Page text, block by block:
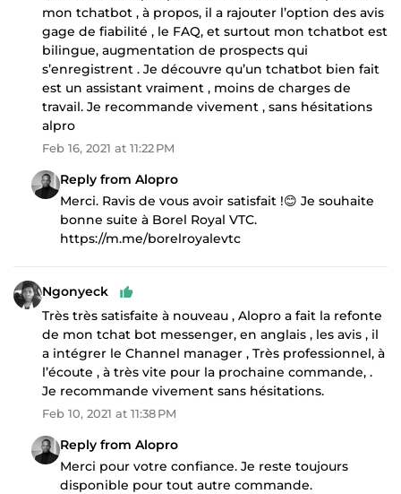
mon tchatbot , à propos, il a rajouter l’option des avis
gage de fiabilité , le FAQ, et surtout mon tchatbot est
bilingue, augmentation de prospects qui
s’enregistrent . Je découvre qu’un tchatbot bien fait
est un assistant vraiment , moins de charges de
travail. Je recommande vivement , sans hésitations
alpro
Feb 16, 2021 at 11:22 PM
Reply from Alopro
Merci. Ravis de vous avoir satisfait !😊 Je souhaite
bonne suite à Borel Royal VTC.
https://m.me/borelroyalevtc
Ngonyeck
Très très satisfaite à nouveau , Alopro a fait la refonte
de mon tchat bot messenger, en anglais , les avis , il
a intégrer le Channel manager , Très professionnel, à
l’écoute , à très vite pour la prochaine commande, .
Je recommande vivement sans hésitations.
Feb 10, 2021 at 11:38 PM
Reply from Alopro
Merci pour votre confiance. Je reste toujours
disponible pour tout autre commande.